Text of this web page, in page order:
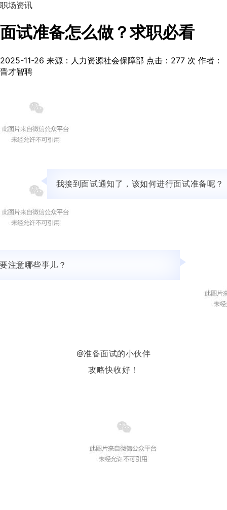
职场资讯
面试准备怎么做？求职必看
2025-11-26 来源：人力资源社会保障部 点击： 277 次 作者：
晋才智聘
我接到面试通知了，该如何进行面试准备呢？
注意哪些事儿？
@准备面试的小伙伴
攻略快收好！